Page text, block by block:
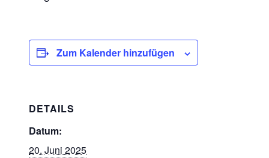
Zum Kalender hinzufügen
DETAILS
Datum:
20. Juni 2025